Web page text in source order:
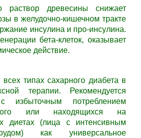
раствор древесины снижает
в желудочно-кишечном тракте
инсулина и про-инсулина.
бета-клеток, оказывает
действие.
всех типах сахарного диабета в
терапии. Рекомендуется
потреблением
или находящихся на
диетах (лица с интенсивным
как универсальное